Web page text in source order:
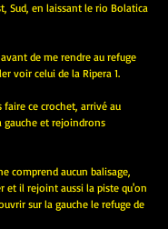
Sud, en laissant le rio Bolatica
avant de me rendre au refuge
voir celui de la Ripera 1.
faire ce crochet, arrivé au
gauche et rejoindrons
comprend aucun balisage,
et il rejoint aussi la piste qu'on
sur la gauche le refuge de